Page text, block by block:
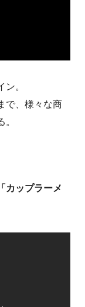
ン。
で、様々な商
「カップラーメ